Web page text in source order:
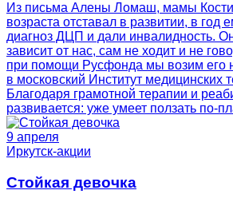
Из письма Алены Ломаш, мамы
возраста отставал в развитии, в год
диагноз ДЦП и дали инвалидность.
зависит от нас, сам не ходит и не
при помощи Русфонда мы возим его
в московский Институт медицинских
Благодаря грамотной терапии и
развивается: уже умеет ползать по-
9 апреля
Иркутск-акции
Стойкая девочка